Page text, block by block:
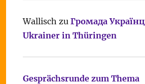
Wallisch zu Громада
Ukrainer in Thüringen
Gesprächsrunde zum Thema